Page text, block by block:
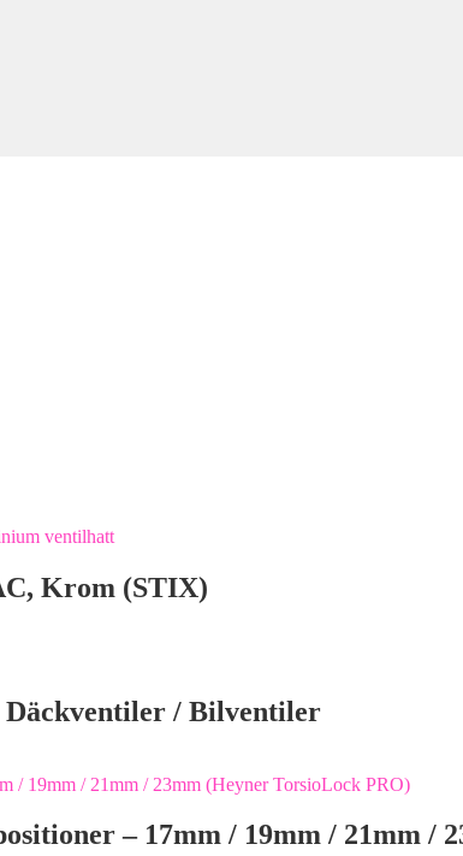
Krom (STIX)
/ Bilventiler
– 17mm / 19mm / 21mm /